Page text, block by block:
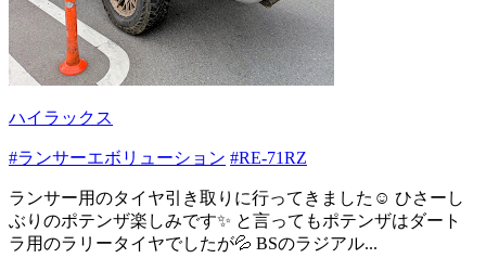
ハイラックス
#ランサーエボリューション #RE-71RZ
ランサー用のタイヤ引き取りに行ってきました☺️ ひさーし
ぶりのポテンザ楽しみです✨ と言ってもポテンザはダート
ラ用のラリータイヤでしたが💦 BSのラジアル...